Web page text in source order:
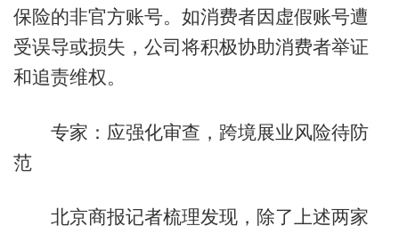
保险的非官方账号。如消费者因虚假账号遭
受误导或损失，公司将积极协助消费者举证
和追责维权。
专家：应强化审查，跨境展业风险待防
范
北京商报记者梳理发现，除了上述两家